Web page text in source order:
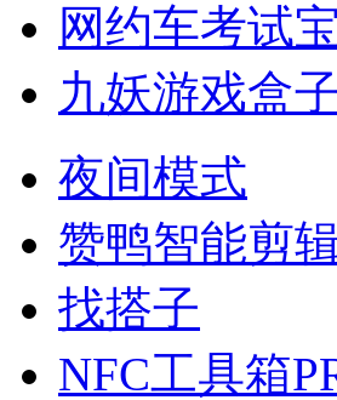
网约车考试
九妖游戏盒
夜间模式
赞鸭智能剪
找搭子
NFC工具箱